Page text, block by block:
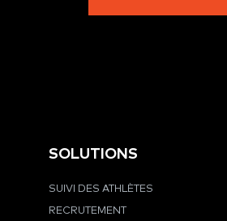
SOLUTIONS
SUIVI DES ATHLÈTES
RECRUTEMENT